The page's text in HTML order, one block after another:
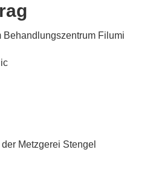
Behandlungszentrum Filumi
Metzgerei Stengel